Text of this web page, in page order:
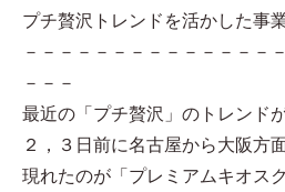
プチ贅沢トレンドを活かした事業
－－－－－－－－－－－－－－
－－－
最近の「プチ贅沢」のトレンド
２，３日前に名古屋から大阪方
現れたのが「プレミアムキオス